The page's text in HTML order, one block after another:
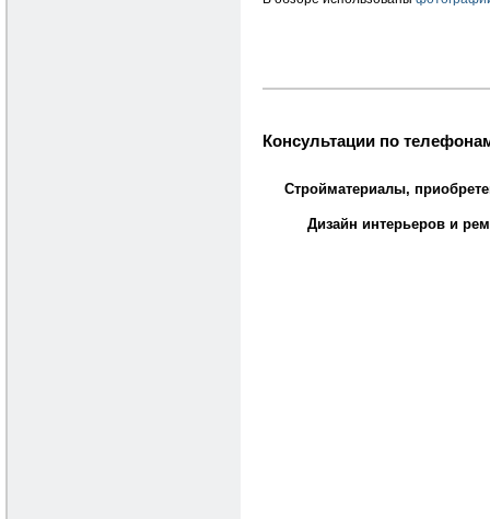
Консультации по
Стройматериалы,
Дизайн интерьеров и